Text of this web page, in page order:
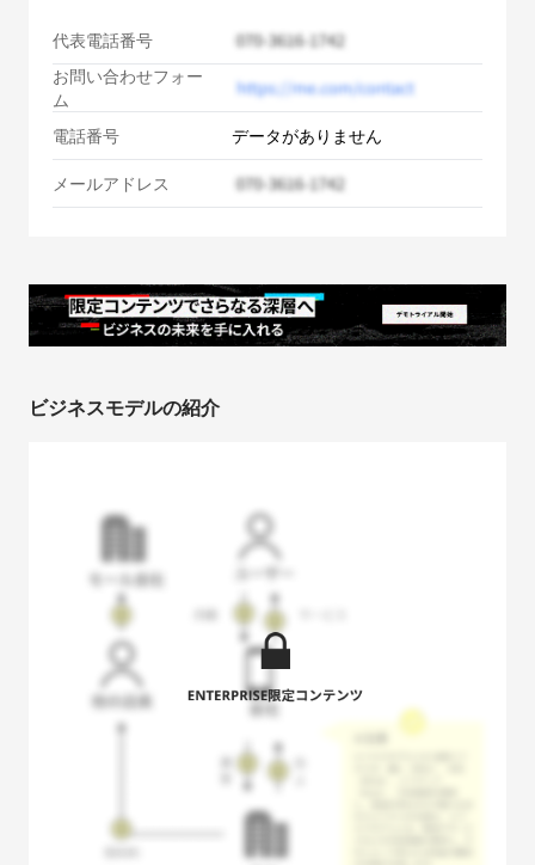
代表電話番号
お問い合わせフォー
ム
電話番号
データがありません
メールアドレス
ビジネスモデルの紹介